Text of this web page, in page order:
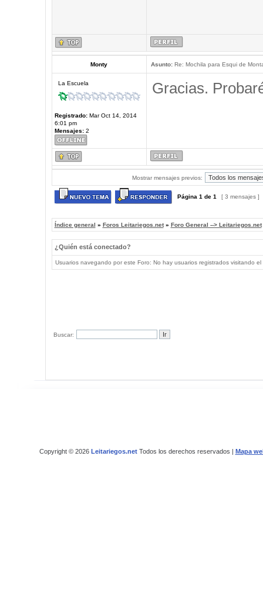
Monty Asunto:Re: Mochila para Esqui de
La Escuela
Registrado:Mar Oct 14, 2014
6:01 pm
Mensajes:2
Gracias.
Mostrar mensajes previos:
Página 1 de 1 [ 3 mensajes ]
Índice general » Foros Leitariegos.net» Foro General --> Leitariegos.net
¿Quién está conectado?
Usuarios navegando por este Foro: No hay usuarios registrados visitando
Buscar:
Copyright © 2026 Leitariegos.netTodos los derechos reservados | Mapa